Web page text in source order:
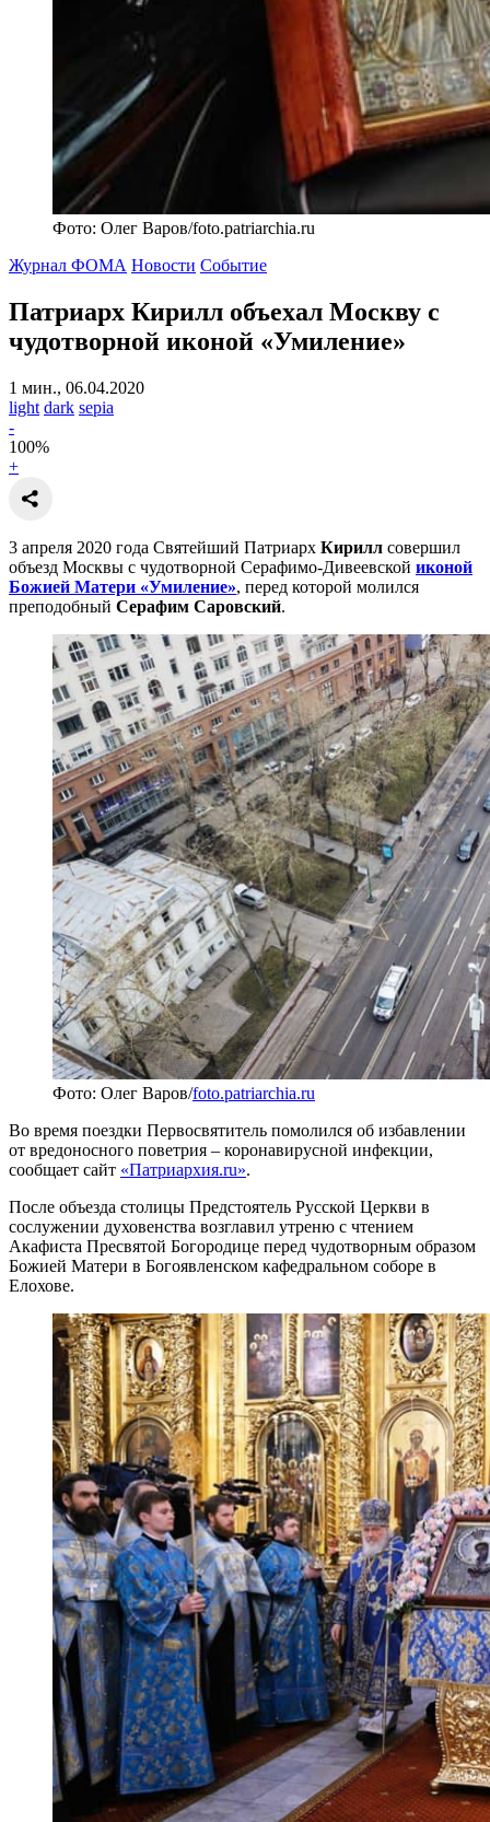
Фото: Олег Варов/foto.patriarchia.ru
Журнал ФОМА Новости Событие
Патриарх Кирилл объехал Москву с
чудотворной иконой «Умиление»
1 мин., 06.04.2020
light dark sepia
-
100%
+
3 апреля 2020 года Святейший Патриарх Кирилл совершил
объезд Москвы с чудотворной Серафимо-Дивеевской иконой
Божией Матери «Умиление», перед которой молился
преподобный Серафим Саровский.
Фото: Олег Варов/foto.patriarchia.ru
Во время поездки Первосвятитель помолился об избавлении
от вредоносного поветрия – коронавирусной инфекции,
сообщает сайт «Патриархия.ru».
После объезда столицы Предстоятель Русской Церкви в
сослужении духовенства возглавил утреню с чтением
Акафиста Пресвятой Богородице перед чудотворным образом
Божией Матери в Богоявленском кафедральном соборе в
Елохове.